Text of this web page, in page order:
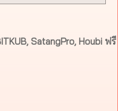
SatangPro, Houbi ฟรี